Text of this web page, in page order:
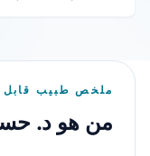
ملخص طبيب قابل
من هو د.